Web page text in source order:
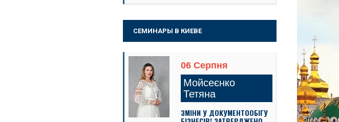
СЕМИНАРЫ В КИЕВЕ
06 Серпня
Мойсеєнко
Тетяна
ЗМІНИ У ДОКУМЕНТООБІГУ